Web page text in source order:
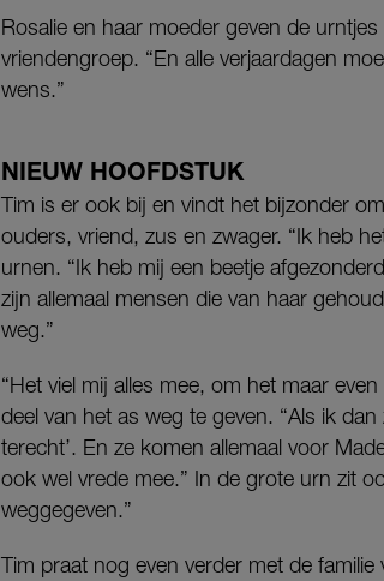
Rosalie en haar moeder geven de
vriendengroep. “En alle verjaardagen
wens.”
NIEUW HOOFDSTUK
Tim is er ook bij en vindt het bijzonder
ouders, vriend, zus en zwager. “Ik heb
urnen. “Ik heb mij een beetje
zijn allemaal mensen die van haar
weg.”
“Het viel mij alles mee, om het maar
deel van het as weg te geven. “Als ik
terecht’. En ze komen allemaal voor
ook wel vrede mee.” In de grote urn zit
weggegeven.”
Tim praat nog even verder met de